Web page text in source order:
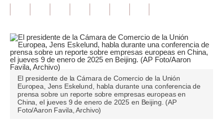
Plus G
Opinión
Editorial
Pregunta de hoy
Blogs
El presidente de la Cámara de Comercio de la Unión
Europea, Jens Eskelund, habla durante una conferencia de
prensa sobre un reporte sobre empresas europeas en
China, el jueves 9 de enero de 2025 en Beijing. (AP
Foto/Aaron Favila, Archivo)